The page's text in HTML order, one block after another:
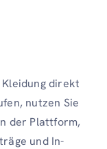
direkt
nutzen Sie
der Plattform,
und In-